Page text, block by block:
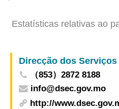
Estatísticas relativas ao
（853）2872 8188
info@dsec.gov.mo
http://